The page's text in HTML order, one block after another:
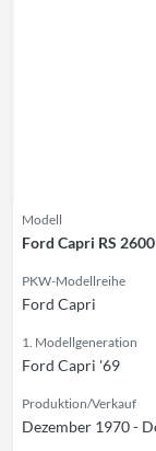
Modell
Ford Capri RS 2600
PKW-Modellreihe
Ford Capri
1. Modellgeneration
Ford Capri '69
Produktion/Verkauf
Dezember 1970 -